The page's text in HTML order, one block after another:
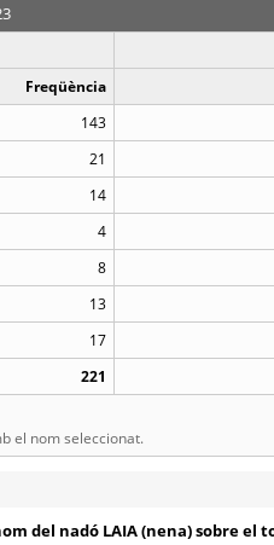
Freqüència
143
21
14
4
8
13
17
221
el nom seleccionat.